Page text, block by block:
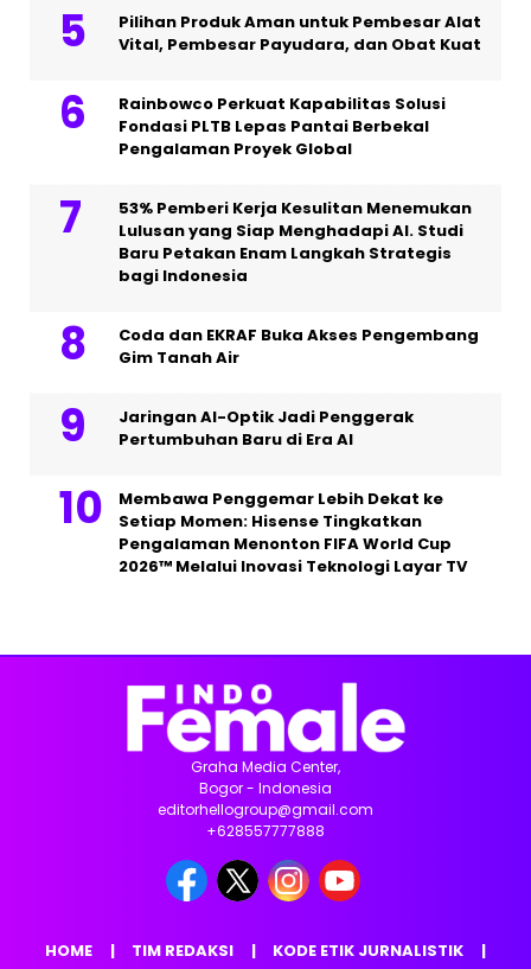
Pilihan Produk Aman untuk Pembesar Alat
Vital, Pembesar Payudara, dan Obat Kuat
Rainbowco Perkuat Kapabilitas Solusi
Fondasi PLTB Lepas Pantai Berbekal
Pengalaman Proyek Global
53% Pemberi Kerja Kesulitan Menemukan
Lulusan yang Siap Menghadapi AI. Studi
Baru Petakan Enam Langkah Strategis
bagi Indonesia
Coda dan EKRAF Buka Akses Pengembang
Gim Tanah Air
Jaringan AI-Optik Jadi Penggerak
Pertumbuhan Baru di Era AI
Membawa Penggemar Lebih Dekat ke
Setiap Momen: Hisense Tingkatkan
Pengalaman Menonton FIFA World Cup
2026™ Melalui Inovasi Teknologi Layar TV
Graha Media Center,
Bogor - Indonesia
editorhellogroup@gmail.com
+628557777888
HOME TIM REDAKSI KODE ETIK JURNALISTIK